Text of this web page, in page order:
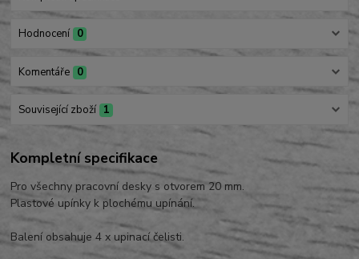
Hodnocení 0
Komentáře 0
Související zboží 1
Kompletní specifikace
Pro všechny pracovní desky s otvorem 20 mm.
Plastové upínky k plochému upínání.
Balení obsahuje 4 x upinací čelisti.